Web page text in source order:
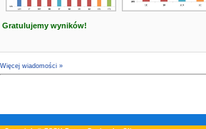
Gratulujemy wyników!
Więcej wiadomości »